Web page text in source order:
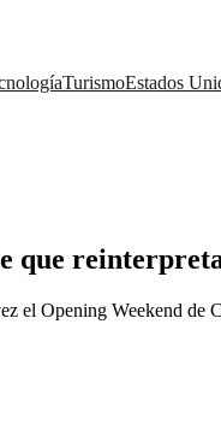
TurismoEstados
que
el Opening Weekend de